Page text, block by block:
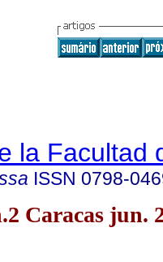
la Facultad
ISSN 0798-
Caracas jun.